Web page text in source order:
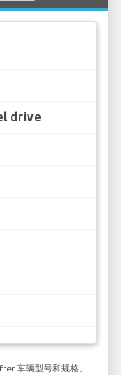
drive
车辆型号和规格。